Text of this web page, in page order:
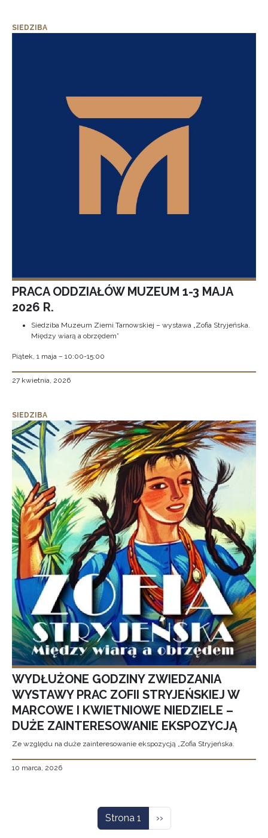
SIEDZIBA
PRACA ODDZIAŁÓW MUZEUM 1-3 MAJA
2026 R.
Siedziba Muzeum Ziemi Tarnowskiej – wystawa „Zofia Stryjeńska.
Między wiarą a obrzędem”
Piątek, 1 maja – 10:00-15:00
27 kwietnia, 2026
SIEDZIBA
WYDŁUŻONE GODZINY ZWIEDZANIA
WYSTAWY PRAC ZOFII STRYJEŃSKIEJ W
MARCOWE I KWIETNIOWE NIEDZIELE –
DUŻE ZAINTERESOWANIE EKSPOZYCJĄ
Ze względu na duże zainteresowanie ekspozycją „Zofia Stryjeńska.
10 marca, 2026
Strona 1 Następna strona
››